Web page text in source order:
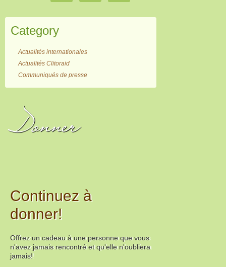
Category
Actualités internationales
Actualités Clitoraid
Communiqués de presse
Donner
Continuez à
donner!
Offrez un cadeau à une personne que vous
n'avez jamais rencontré et qu'elle n'oubliera
jamais!